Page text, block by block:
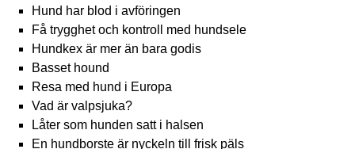
Hund har blod i avföringen
Få trygghet och kontroll med hundsele
Hundkex är mer än bara godis
Basset hound
Resa med hund i Europa
Vad är valpsjuka?
Låter som hunden satt i halsen
En hundborste är nyckeln till frisk päls